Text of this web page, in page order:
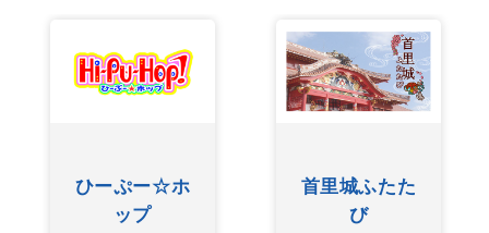
ぐしけんさん
友近ありんく
りんのい～あ